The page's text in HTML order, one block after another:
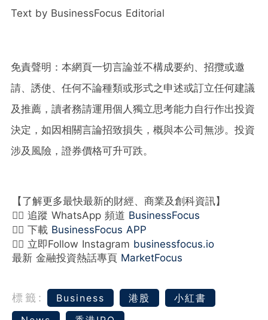
Text by BusinessFocus Editorial
免責聲明：本網頁一切言論並不構成要約、招攬或邀
請、誘使、任何不論種類或形式之申述或訂立任何建議
及推薦，讀者務請運用個人獨立思考能力自行作出投資
決定，如因相關言論招致損失，概與本公司無涉。投資
涉及風險，證券價格可升可跌。
【了解更多最快最新的財經、商業及創科資訊】
👉🏻 追蹤 WhatsApp 頻道 BusinessFocus
👉🏻 下載 BusinessFocus APP
👉🏻 立即Follow Instagram businessfocus.io
最新 金融投資熱話專頁 MarketFocus
標籤: Business 港股
小紅書